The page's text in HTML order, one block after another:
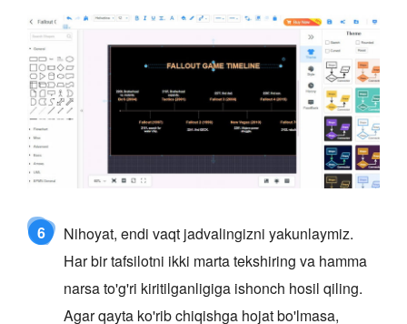
6
Nihoyat, endi vaqt jadvalingizni yakunlaymiz.
Har bir tafsilotni ikki marta tekshiring va hamma
narsa to'g'ri kiritilganligiga ishonch hosil qiling.
Agar qayta ko'rib chiqishga hojat bo'lmasa,